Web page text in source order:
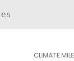
CLIMATE